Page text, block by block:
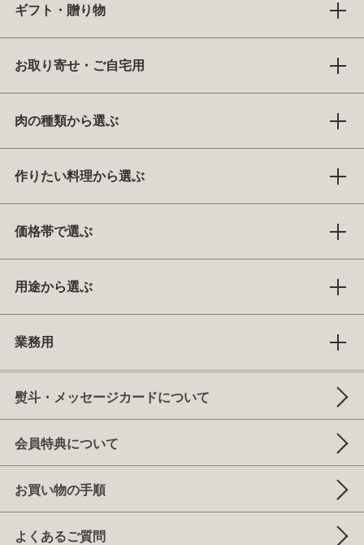
ギフト・贈り物
お取り寄せ・ご自宅用
肉の種類から選ぶ
作りたい料理から選ぶ
価格帯で選ぶ
用途から選ぶ
業務用
熨斗・メッセージカードについて
会員特典について
お買い物の手順
よくあるご質問